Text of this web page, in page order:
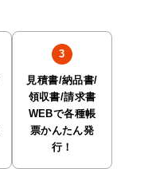
見積書/納品書/
領収書/請求書
WEBで各種帳
票かんたん発
行！